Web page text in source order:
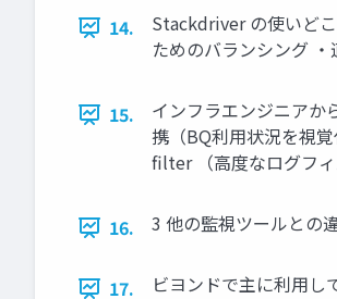
14.
Stackdriver の使いど
ためのバランシング
15.
インフラエンジニアか
携（BQ利用状況を視
filter （高度なログフィ
16. 3 他の監視ツールとの
17. ビヨンドで主に利用